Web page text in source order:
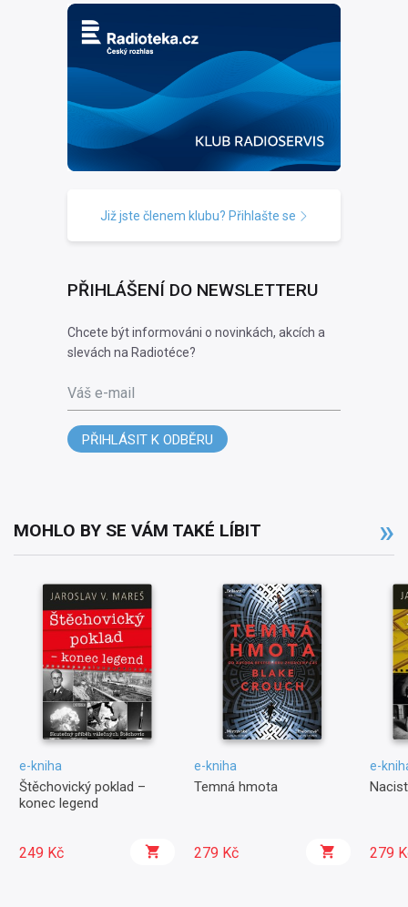
Již jste členem klubu? Přihlašte se
PŘIHLÁŠENÍ DO NEWSLETTERU
Chcete být informováni o novinkách, akcích a
slevách na Radiotéce?
Váš e-mail
PŘIHLÁSIT K ODBĚRU
MOHLO BY SE VÁM TAKÉ LÍBIT
e-kniha
Štěchovický poklad –
konec legend
249 Kč
e-kniha
Temná hmota
279 Kč
e-
279